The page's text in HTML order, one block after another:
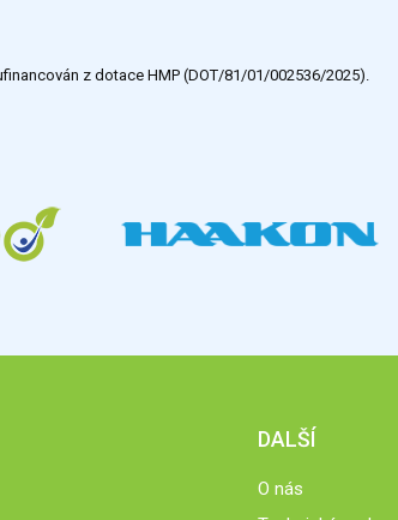
z dotace HMP (DOT/81/01/002536/2025).
DALŠÍ
O nás